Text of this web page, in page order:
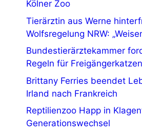
Kölner Zoo
Tierärztin aus Werne
Wolfsregelung NRW:
Bundestierärztekammer
Regeln für Freigängerkatzen
Brittany Ferries beendet
Irland nach Frankreich
Reptilienzoo Happ in
Generationswechsel